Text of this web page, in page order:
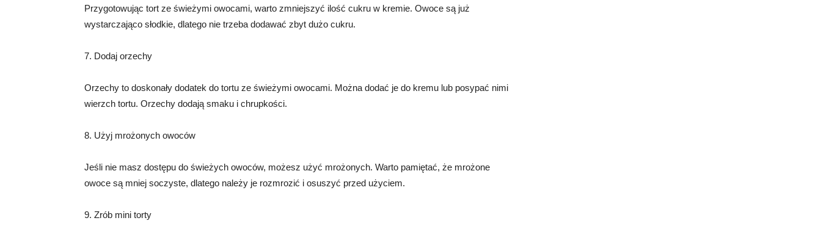
Przygotowując tort ze świeżymi owocami, warto zmniejszyć ilość cukru w kremie. Owoce są już
wystarczająco słodkie, dlatego nie trzeba dodawać zbyt dużo cukru.
7. Dodaj orzechy
Orzechy to doskonały dodatek do tortu ze świeżymi owocami. Można dodać je do kremu lub posypać nimi
wierzch tortu. Orzechy dodają smaku i chrupkości.
8. Użyj mrożonych owoców
Jeśli nie masz dostępu do świeżych owoców, możesz użyć mrożonych. Warto pamiętać, że mrożone
owoce są mniej soczyste, dlatego należy je rozmrozić i osuszyć przed użyciem.
9. Zrób mini torty